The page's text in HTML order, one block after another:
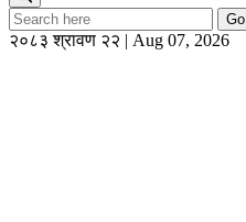
Go
२०८३ श्रावण २२ | Aug 07, 2026